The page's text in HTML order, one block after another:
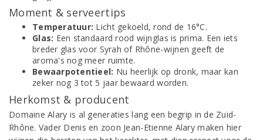
Moment & serveertips
Temperatuur: Licht gekoeld, rond de 16°C.
Glas: Een standaard rood wijnglas is prima. Een iets
breder glas voor Syrah of Rhône-wijnen geeft de
aroma's nog meer ruimte.
Bewaarpotentieel: Nu heerlijk op dronk, maar kan
zeker nog 3 tot 5 jaar bewaard worden.
Herkomst & producent
Domaine Alary is al generaties lang een begrip in de Zuid-
Rhône. Vader Denis en zoon Jean-Etienne Alary maken hier